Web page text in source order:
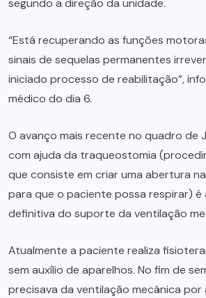
segundo a direção da unidade.
“Está recuperando as funções
sinais de sequelas permanentes
iniciado processo de reabilitação”,
médico do dia 6.
O avanço mais recente no quadro de
com ajuda da traqueostomia
que consiste em criar uma abertura
para que o paciente possa respirar) é
definitiva do suporte da ventilação
Atualmente a paciente realiza
sem auxílio de aparelhos. No fim de
precisava da ventilação mecânica por